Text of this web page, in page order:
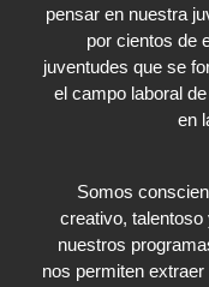
pensar en nuestra
por cientos de
juventudes que se
el campo laboral
en
Somos
creativo,
nuestros
nos permiten